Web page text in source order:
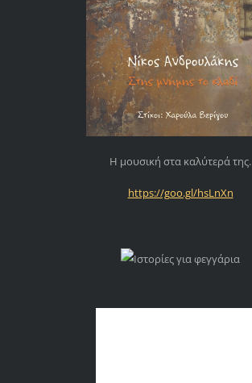
Η μουσική στα καλύτερά της.
https://goo.gl/hsLnXn